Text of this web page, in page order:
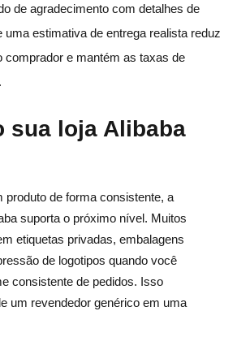
de agradecimento com detalhes de
uma estimativa de entrega realista reduz
comprador e mantém as taxas de
sua loja Alibaba
produto de forma consistente, a
suporta o próximo nível. Muitos
etiquetas privadas, embalagens
de logotipos quando você
consistente de pedidos. Isso
um revendedor genérico em uma